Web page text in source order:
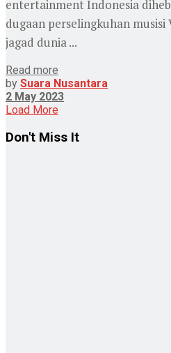
entertainment Indonesia
dugaan perselingkuhan
jagad dunia ...
Read more
by Suara Nusantara
2 May 2023
Load More
Don't Miss It